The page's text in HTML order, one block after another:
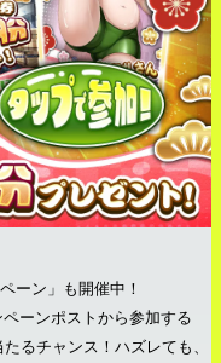
ーン」も開催中！
ーンポストから参加する
るチャンス！ハズレても、